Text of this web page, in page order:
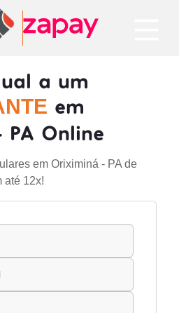
a um
em
Online
em Oriximiná - PA de
até 12x!